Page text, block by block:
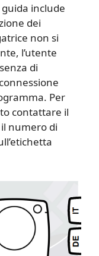
include
dei
non si
l’utente
di
Per
contattare il
numero di